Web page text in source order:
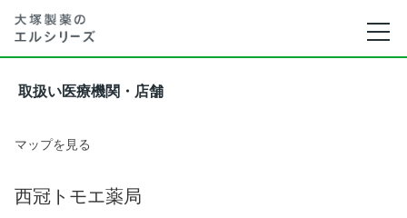
取扱い医療機関・店舗
マップを見る
西冠トモエ薬局